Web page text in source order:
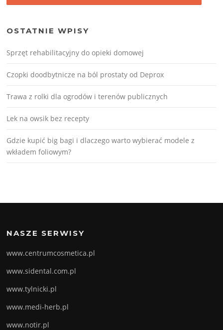
OSTATNIE WPISY
Sprzęt rehabilitacyjny do opieki domowej
Czopki doodbytnicze na ból prostaty od Deprox
Trawa z rolki dla ogrodów i terenów publicznych
Lek na owsik bez recepty
Gdzie kupić big bagi i dlaczego warto wybierać modele z
wkładem foliowym?
NASZE SERWISY
www.centrumcosmetica.pl
www.sidental.com.pl
www.tylnicki.pl
www.medi-herb.pl
www.notir.pl